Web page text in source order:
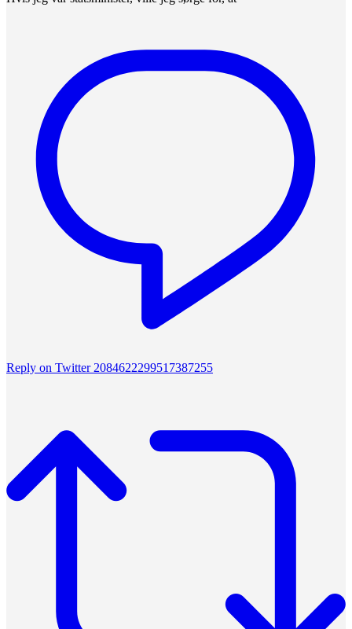
Reply on Twitter 2084622299517387255